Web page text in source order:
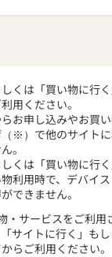
しくは「買い物に行
用ください。
お申し込みやお買
※）で他のサイト
。
しくは「買い物に行
利用時で、デバイ
できません。
・サービスをご利用
サイトに行く」も
らご利用ください。